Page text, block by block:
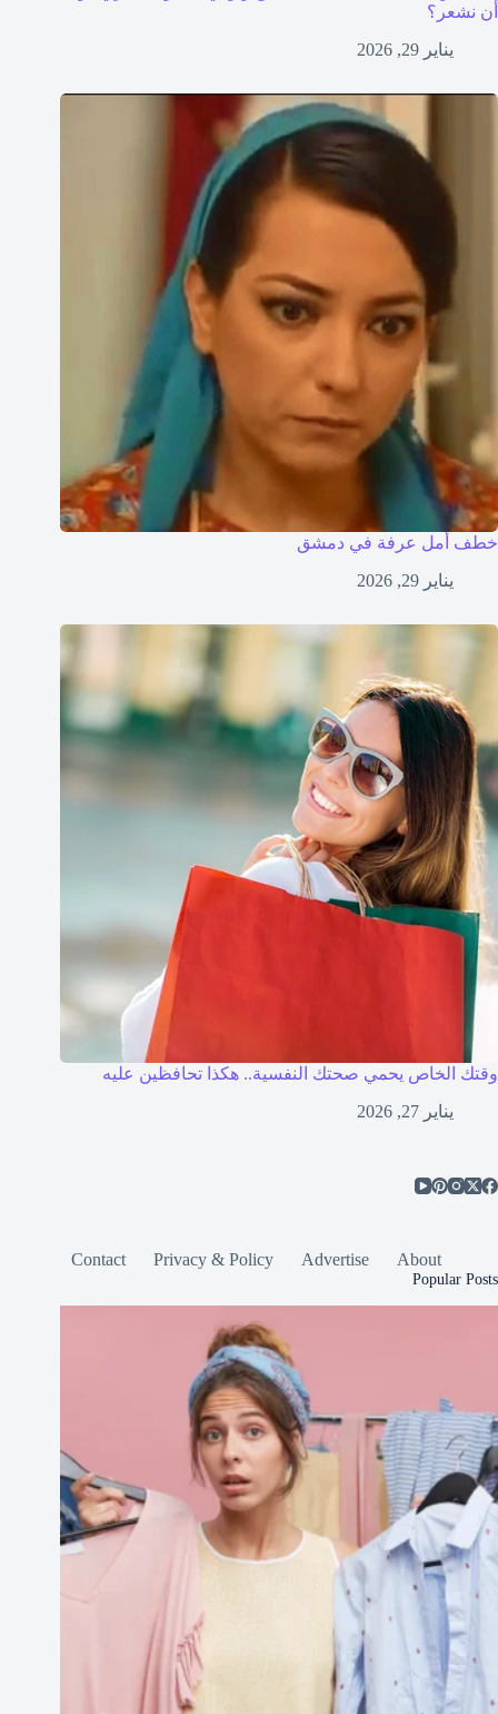
أن نشعر؟
يناير 29, 2026
خطف أمل عرفة في دمشق
يناير 29, 2026
وقتك الخاص يحمي صحتك النفسية.. هكذا تحافظين عليه
يناير 27, 2026
About
Advertise
Privacy & Policy
Contact
Popular Posts